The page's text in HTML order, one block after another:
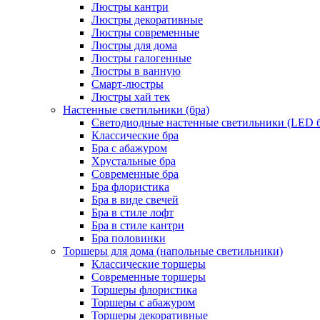
Люстры кантри
Люстры декоративные
Люстры современные
Люстры для дома
Люстры галогенные
Люстры в ванную
Смарт-люстры
Люстры хай тек
Настенные светильники (бра)
Светодиодные настенные светильники (LED
Классические бра
Бра с абажуром
Хрустальные бра
Современные бра
Бра флористика
Бра в виде свечей
Бра в стиле лофт
Бра в стиле кантри
Бра половинки
Торшеры для дома (напольные светильники)
Классические торшеры
Современные торшеры
Торшеры флористика
Торшеры с абажуром
Торшеры декоративные